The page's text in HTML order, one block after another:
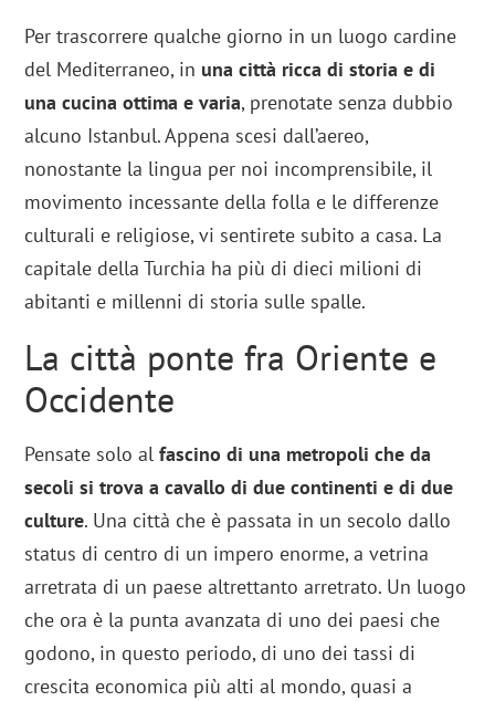
Per trascorrere qualche giorno in un luogo cardine
del Mediterraneo, in una città ricca di storia e di
una cucina ottima e varia, prenotate senza dubbio
alcuno Istanbul. Appena scesi dall’aereo,
nonostante la lingua per noi incomprensibile, il
movimento incessante della folla e le differenze
culturali e religiose, vi sentirete subito a casa. La
capitale della Turchia ha più di dieci milioni di
abitanti e millenni di storia sulle spalle.
La città ponte fra Oriente e
Occidente
Pensate solo alfascino di una metropoli che da
secoli si trova a cavallo di due continenti e di due
culture. Una città che è passata in un secolo dallo
status di centro di un impero enorme, a vetrina
arretrata di un paese altrettanto arretrato. Un luogo
che ora è la punta avanzata di uno dei paesi che
godono, in questo periodo, di uno dei tassi di
crescita economica più alti al mondo, quasi a